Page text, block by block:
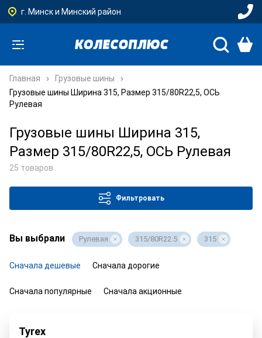
г. Минск и Минский район
Главная
Грузовые шины
Грузовые шины Ширина 315, Размер 315/80R22,5, ОСЬ
Рулевая
Грузовые шины Ширина 315,
Размер 315/80R22,5, ОСЬ Рулевая
25 товаров
Фильтровать
Вы выбрали Рулевая 315/80R22.5 315
Сначала дешевые Сначала дорогие
Сначала популярные Сначала акционные
Tyrex